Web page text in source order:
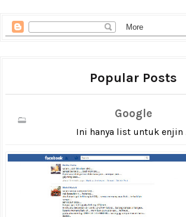
Popular Posts
Google
Ini hanya list untuk enjin